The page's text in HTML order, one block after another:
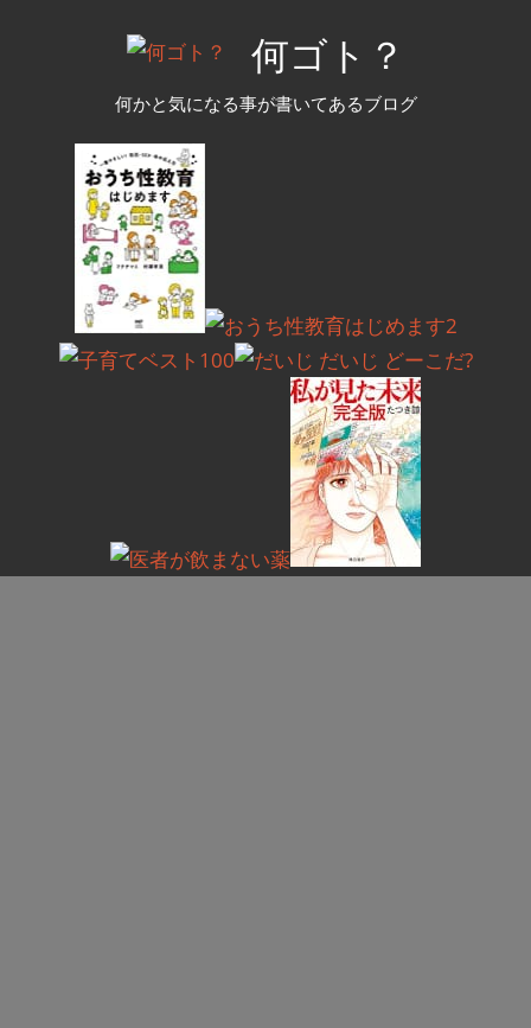
何ゴト？
何かと気になる事が書いてあるブログ